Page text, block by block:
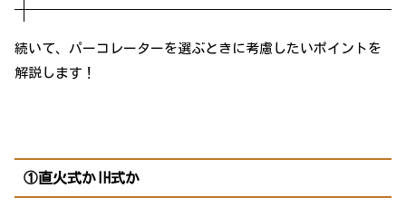
続いて、パーコレーターを選ぶときに考慮したいポイントを
解説します！
①直火式かIH式か